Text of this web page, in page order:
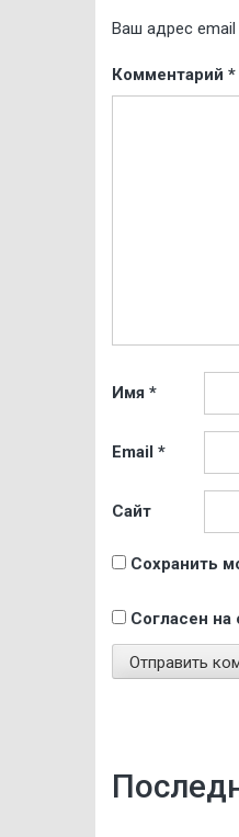
Ваш адрес email
Комментарий *
Имя *
Email *
Сайт
Сохранить
Согласен